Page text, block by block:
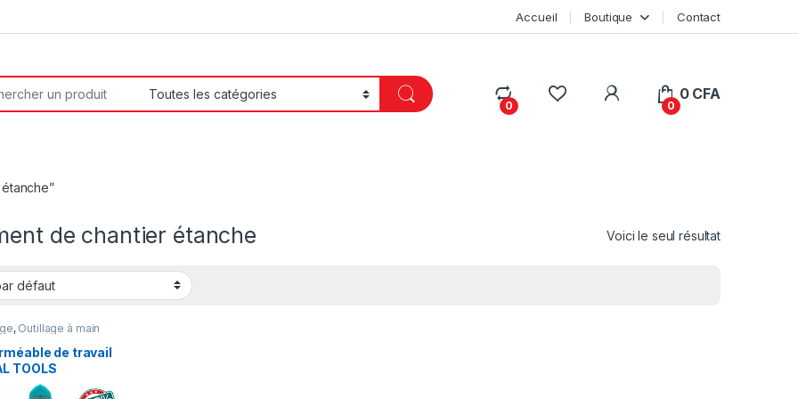
Accueil Boutique Contact
0
My Account
0
0 CFA
de chantier étanche Voici le seul résultat
, Outillage à main
de travail
TOOLS